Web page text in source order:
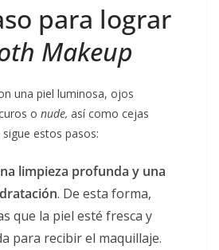
para lograr
Makeup
una piel luminosa, ojos
o nude, así como cejas
estos pasos:
limpieza profunda y una
. De esta forma,
que la piel esté fresca y
para recibir el maquillaje.